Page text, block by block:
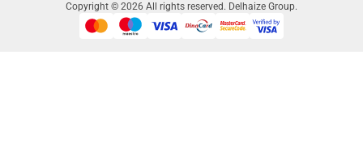
Copyright © 2026 All rights reserved. Delhaize Group.